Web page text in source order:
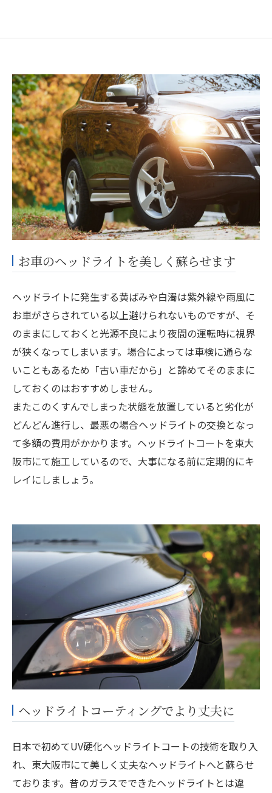
お車のヘッドライトを美しく蘇らせます
ヘッドライトに発生する黄ばみや白濁は紫外線や雨風に
お車がさらされている以上避けられないものですが、そ
のままにしておくと光源不良により夜間の運転時に視界
が狭くなってしまいます。場合によっては車検に通らな
いこともあるため「古い車だから」と諦めてそのままに
しておくのはおすすめしません。
またこのくすんでしまった状態を放置していると劣化が
どんどん進行し、最悪の場合ヘッドライトの交換となっ
て多額の費用がかかります。ヘッドライトコートを東大
阪市にて施工しているので、大事になる前に定期的にキ
レイにしましょう。
ヘッドライトコーティングでより丈夫に
日本で初めてUV硬化ヘッドライトコートの技術を取り入
れ、東大阪市にて美しく丈夫なヘッドライトへと蘇らせ
ております。昔のガラスでできたヘッドライトとは違